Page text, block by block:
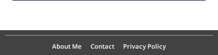
About Me Contact Privacy Policy